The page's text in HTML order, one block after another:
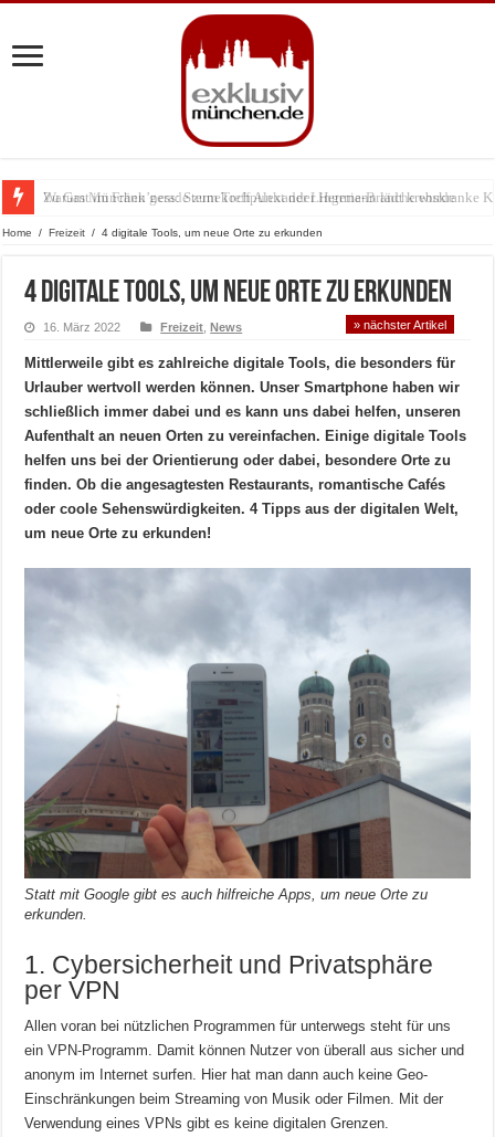
Warum München gerade zum Treffpunkt der Lingerie-Branche wurde
Home / Freizeit / 4 digitale Tools, um neue Orte zu erkunden
4 digitale Tools, um neue Orte zu erkunden
16. März 2022 Freizeit ,News » nächster Artikel
Mittlerweile gibt es zahlreiche digitale Tools, die besonders für
Urlauber wertvoll werden können. Unser Smartphone haben wir
schließlich immer dabei und es kann uns dabei helfen, unseren
Aufenthalt an neuen Orten zu vereinfachen. Einige digitale Tools
helfen uns bei der Orientierung oder dabei, besondere Orte zu
finden. Ob die angesagtesten Restaurants, romantische Cafés
oder coole Sehenswürdigkeiten. 4 Tipps aus der digitalen Welt,
um neue Orte zu erkunden!
Statt mit Google gibt es auch hilfreiche Apps, um neue Orte zu
erkunden.
1. Cybersicherheit und Privatsphäre
per VPN
Allen voran bei nützlichen Programmen für unterwegs steht für uns
ein VPN-Programm. Damit können Nutzer von überall aus sicher und
anonym im Internet surfen. Hier hat man dann auch keine Geo-
Einschränkungen beim Streaming von Musik oder Filmen. Mit der
Verwendung eines VPNs gibt es keine digitalen Grenzen.